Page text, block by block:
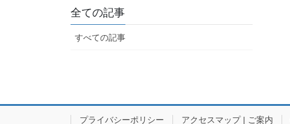
全ての記事
すべての記事
プライバシーポリシー アクセスマップ | ご案内